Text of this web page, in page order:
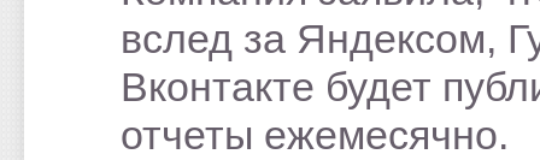
вслед за Яндексом,
Вконтакте будет
отчеты ежемесячно.